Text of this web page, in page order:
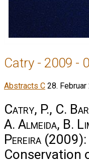
Catry - 2009 -
Abstracts C 28.
Catry, P., C.
A. Almeida, B.
Pereira (2009):
Conservation